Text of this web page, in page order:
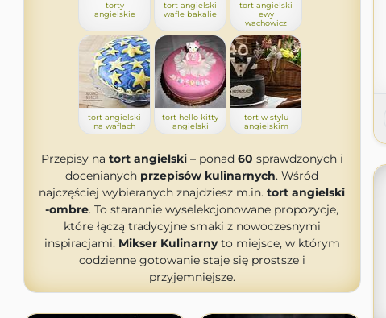
torty
angielskie
tort angielski
wafle bakalie
tort angielski
ewy
wachowicz
tort angielski
na waflach
tort hello kitty
angielski
tort w stylu
angielskim
Przepisy na tort angielski– ponad 60 sprawdzonych i
docenianych przepisów kulinarnych. Wśród
najczęściej wybieranych znajdziesz m.in. tort angielski
-ombre. To starannie wyselekcjonowane propozycje,
które łączą tradycyjne smaki z nowoczesnymi
inspiracjami. Mikser Kulinarnyto miejsce, w którym
codzienne gotowanie staje się prostsze i
przyjemniejsze.